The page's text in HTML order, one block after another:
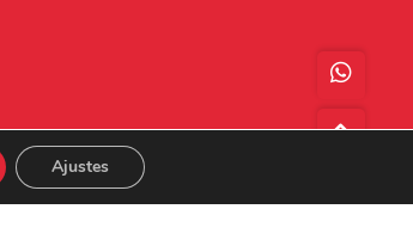
Ajustes